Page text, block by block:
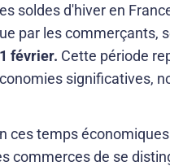
soldes d'hiver en
par les commerçants,
février. Cette période
significatives,
ces temps
commerces de se